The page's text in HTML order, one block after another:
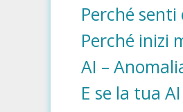
Perché senti
Perché inizi
AI –
E se la tua